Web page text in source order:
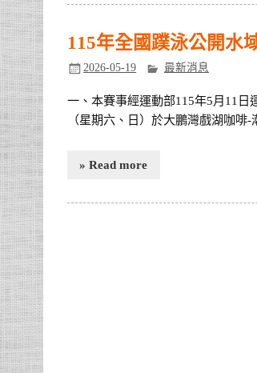
115年全國蹼泳公開水
2026-05-19 最新消息
一、本賽事經運動部115年5月11日
（星期六、日）於大鵬灣戲湖咖
» Read more